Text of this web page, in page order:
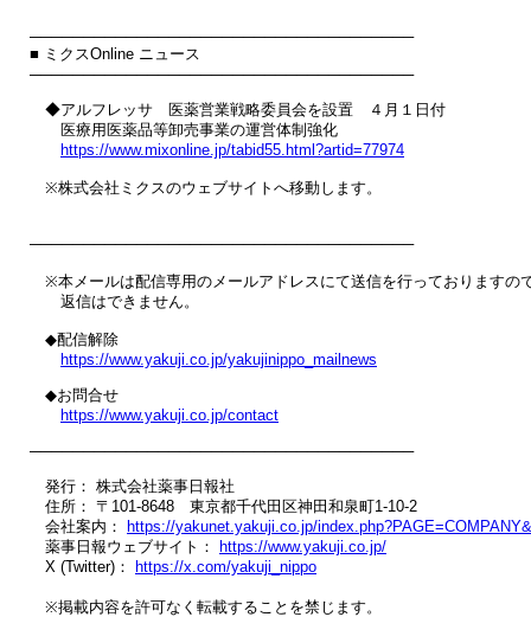
────────────────────────────────────
■ ミクスOnline ニュース
────────────────────────────────────
◆アルフレッサ　医薬営業戦略委員会を設置　４月１日付
医療用医薬品等卸売事業の運営体制強化
https://www.mixonline.jp/tabid55.html?artid=77974
※株式会社ミクスのウェブサイトへ移動します。
────────────────────────────────────
※本メールは配信専用のメールアドレスにて送信を行っておりますの
返信はできません。
◆配信解除
https://www.yakuji.co.jp/yakujinippo_mailnews
◆お問合せ
https://www.yakuji.co.jp/contact
────────────────────────────────────
発行： 株式会社薬事日報社
住所： 〒101-8648　東京都千代田区神田和泉町1-10-2
会社案内：
https://yakunet.yakuji.co.jp/
薬事日報ウェブサイト：
https://www.yakuji.co.jp/
X (Twitter)：
https://x.com/yakuji_nippo
※掲載内容を許可なく転載することを禁じます。